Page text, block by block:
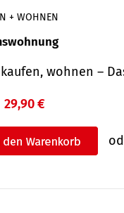
+ WOHNEN
wohnen –
29,90 €